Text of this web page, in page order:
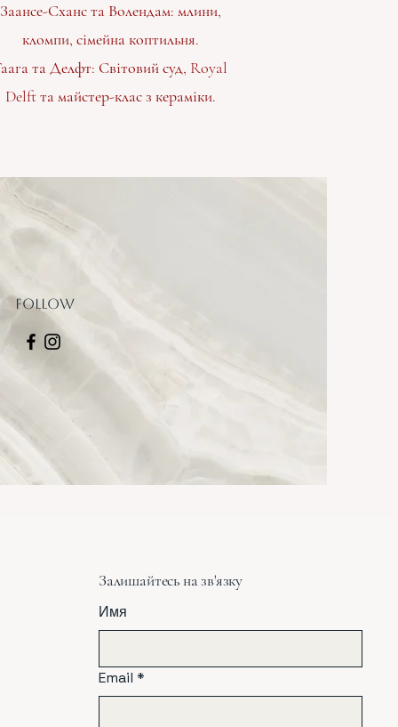
Заансе-Сханс та Волендам: млини,
кломпи, сімейна коптильня.
та Делфт: Світовий суд, Royal
Delft та майстер-клас з кераміки.
Follow
Залишайтесь на зв'язку
Имя
Email *